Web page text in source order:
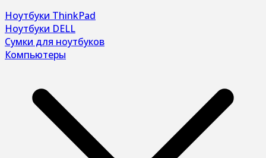
Ноутбуки ThinkPad
Ноутбуки DELL
Сумки для ноутбуков
Компьютеры